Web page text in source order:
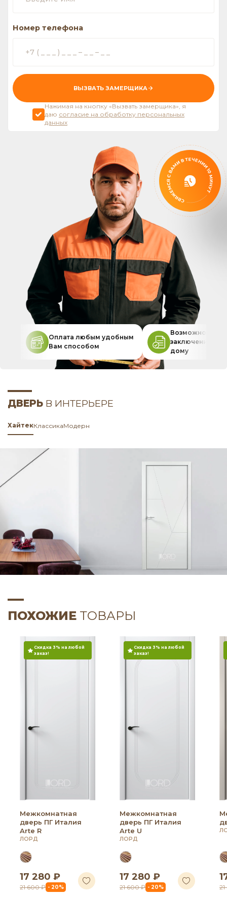
Номер телефона
ВЫЗВАТЬ ЗАМЕРЩИКА
Нажимая на кнопку «Вызвать замерщика», я
даю согласие на обработку персональных
данных
Оплата любым удобным
Вам способом
Возможность
заключения
дому
ДВЕРЬ В ИНТЕРЬЕРЕ
ХайтекКлассикаМодерн
ПОХОЖИЕ ТОВАРЫ
Скидка 3% на любой
заказ!
Межкомнатная
дверь ПГ Италия
Arte R
ЛОРД
17 280 ₽
21 600 ₽ - 20%
Скидка 3% на любой
заказ!
Межкомнатная
дверь ПГ Италия
Arte U
ЛОРД
17 280 ₽
21 600 ₽ - 20%